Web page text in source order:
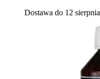
Dostawa do 12 sierpnia